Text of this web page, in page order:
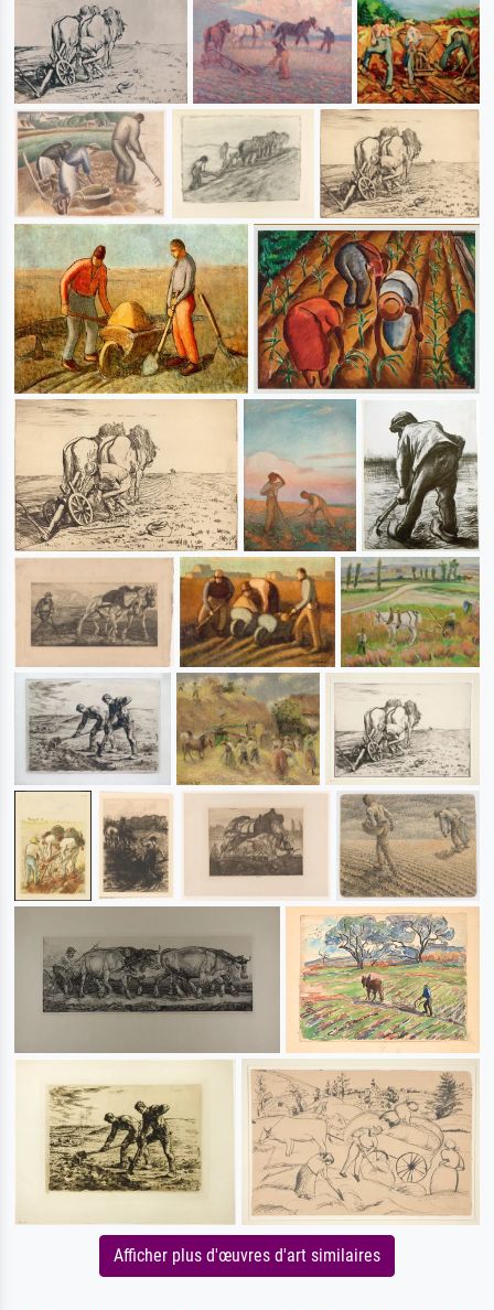
Afficher plus d'œuvres d'art similaires